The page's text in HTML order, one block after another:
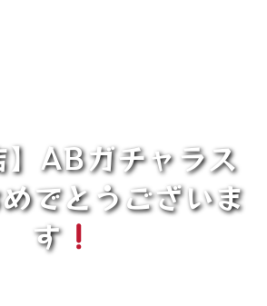
】ABガチャラス
でとうございま
す